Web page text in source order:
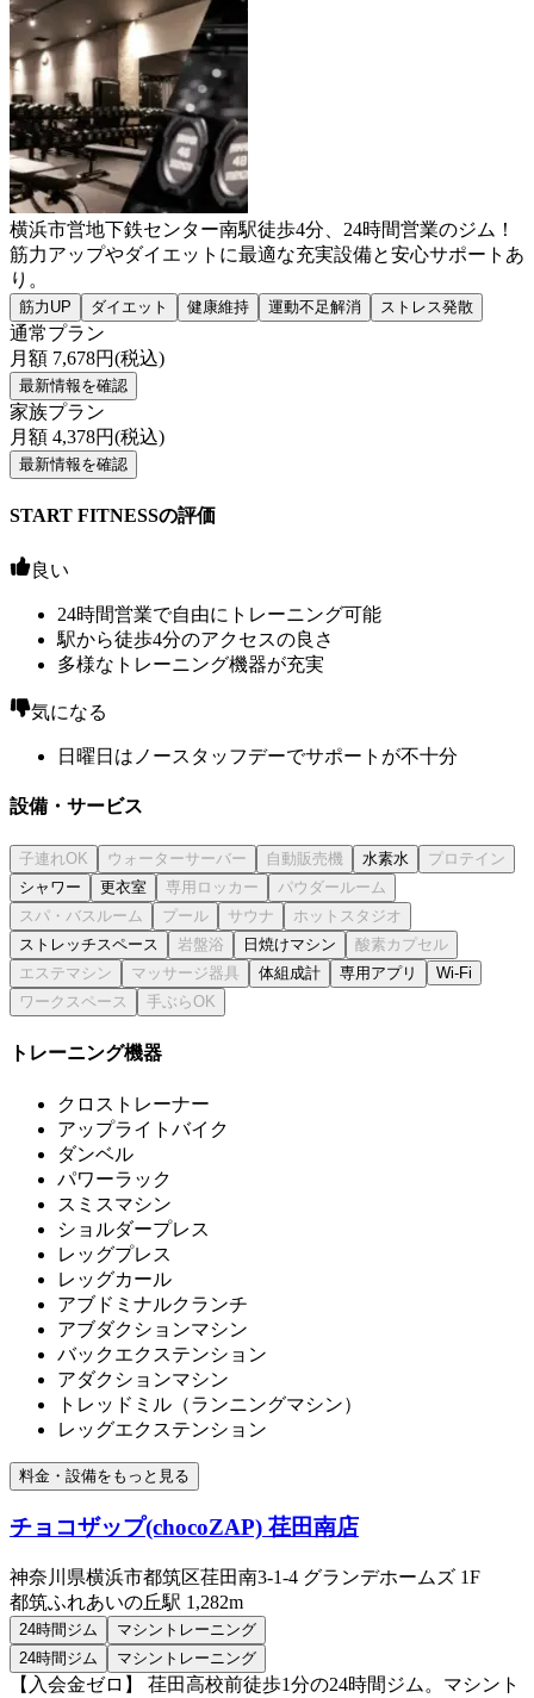
横浜市営地下鉄センター南駅徒歩4分、24時間営業のジム！
筋力アップやダイエットに最適な充実設備と安心サポートあ
り。
筋力UP ダイエット 健康維持 運動不足解消 ストレス発散
通常プラン
月額 7,678円(税込)
最新情報を確認
家族プラン
月額 4,378円(税込)
最新情報を確認
START FITNESSの評価
良い
24時間営業で自由にトレーニング可能
駅から徒歩4分のアクセスの良さ
多様なトレーニング機器が充実
気になる
日曜日はノースタッフデーでサポートが不十分
設備・サービス
水素水
シャワー
更衣室
ストレッチスペース
日焼けマシン
体組成計
専用アプリ Wi-Fi
トレーニング機器
クロストレーナー
アップライトバイク
ダンベル
パワーラック
スミスマシン
ショルダープレス
レッグプレス
レッグカール
アブドミナルクランチ
アブダクションマシン
バックエクステンション
アダクションマシン
トレッドミル（ランニングマシン）
レッグエクステンション
料金・設備をもっと見る
チョコザップ(chocoZAP) 荏田南店
神奈川県横浜市都筑区荏田南3-1-4 グランデホームズ 1F
都筑ふれあいの丘駅 1,282m
24時間ジム
マシントレーニング
24時間ジム
マシントレーニング
【入会金ゼロ】 荏田高校前徒歩1分の24時間ジム。マシント